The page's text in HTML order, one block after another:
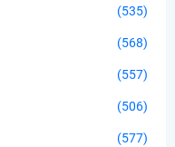
(535)
(568)
(557)
(506)
(577)